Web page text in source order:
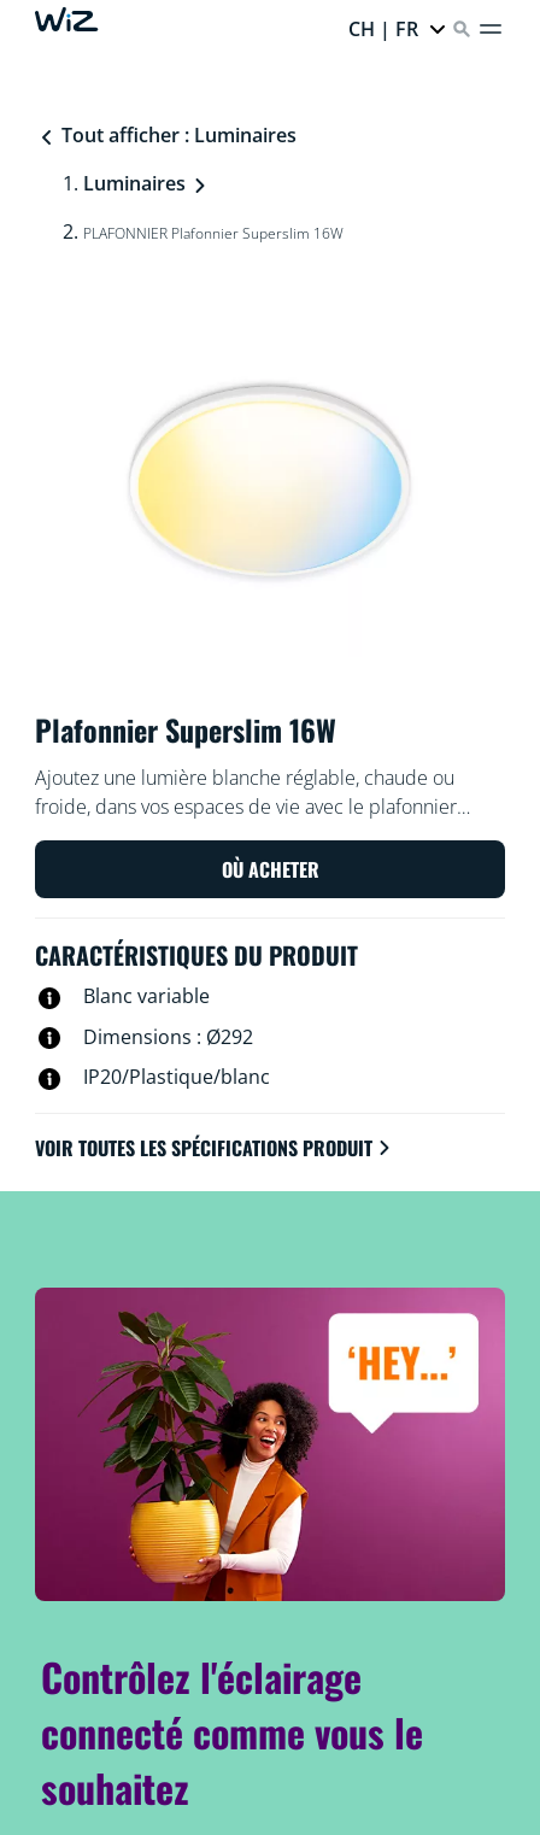
CH | FR
Tout afficher : Luminaires
Luminaires
PLAFONNIER Plafonnier Superslim 16W
Plafonnier Superslim 16W
Ajoutez une lumière blanche réglable, chaude ou
froide, dans vos espaces de vie avec le plafonnier
connecté WiZ Super Slim. Utilisez l'application WiZ ou
votre voix pour varier l'intensité lumineuse ou
appliquer des modes d'éclairage prédéfinis sur les
OÙ ACHETER
CARACTÉRISTIQUES DU PRODUIT
Blanc variable
Dimensions : Ø292
IP20/Plastique/blanc
VOIR TOUTES LES SPÉCIFICATIONS PRODUIT
Contrôlez l'éclairage
connecté comme vous le
souhaitez